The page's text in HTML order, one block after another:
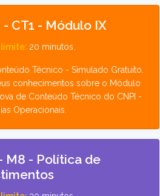
- CT1 - Módulo IX
20 minutos.
Técnico - Simulado Gratuito.
conhecimentos sobre o Módulo
de Conteúdo Técnico do CNPI -
Operacionais.
M8 - Política de